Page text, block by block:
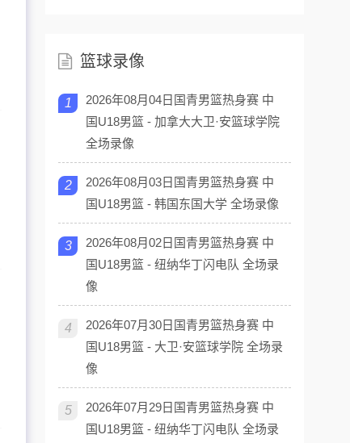
篮球录像
1
2026年08月04日国青男篮热身赛 中
国U18男篮 - 加拿大大卫·安篮球学院
全场录像
2
2026年08月03日国青男篮热身赛 中
国U18男篮 - 韩国东国大学 全场录像
3
2026年08月02日国青男篮热身赛 中
国U18男篮 - 纽纳华丁闪电队 全场录
像
4
2026年07月30日国青男篮热身赛 中
国U18男篮 - 大卫·安篮球学院 全场录
像
5
2026年07月29日国青男篮热身赛 中
国U18男篮 - 纽纳华丁闪电队 全场录